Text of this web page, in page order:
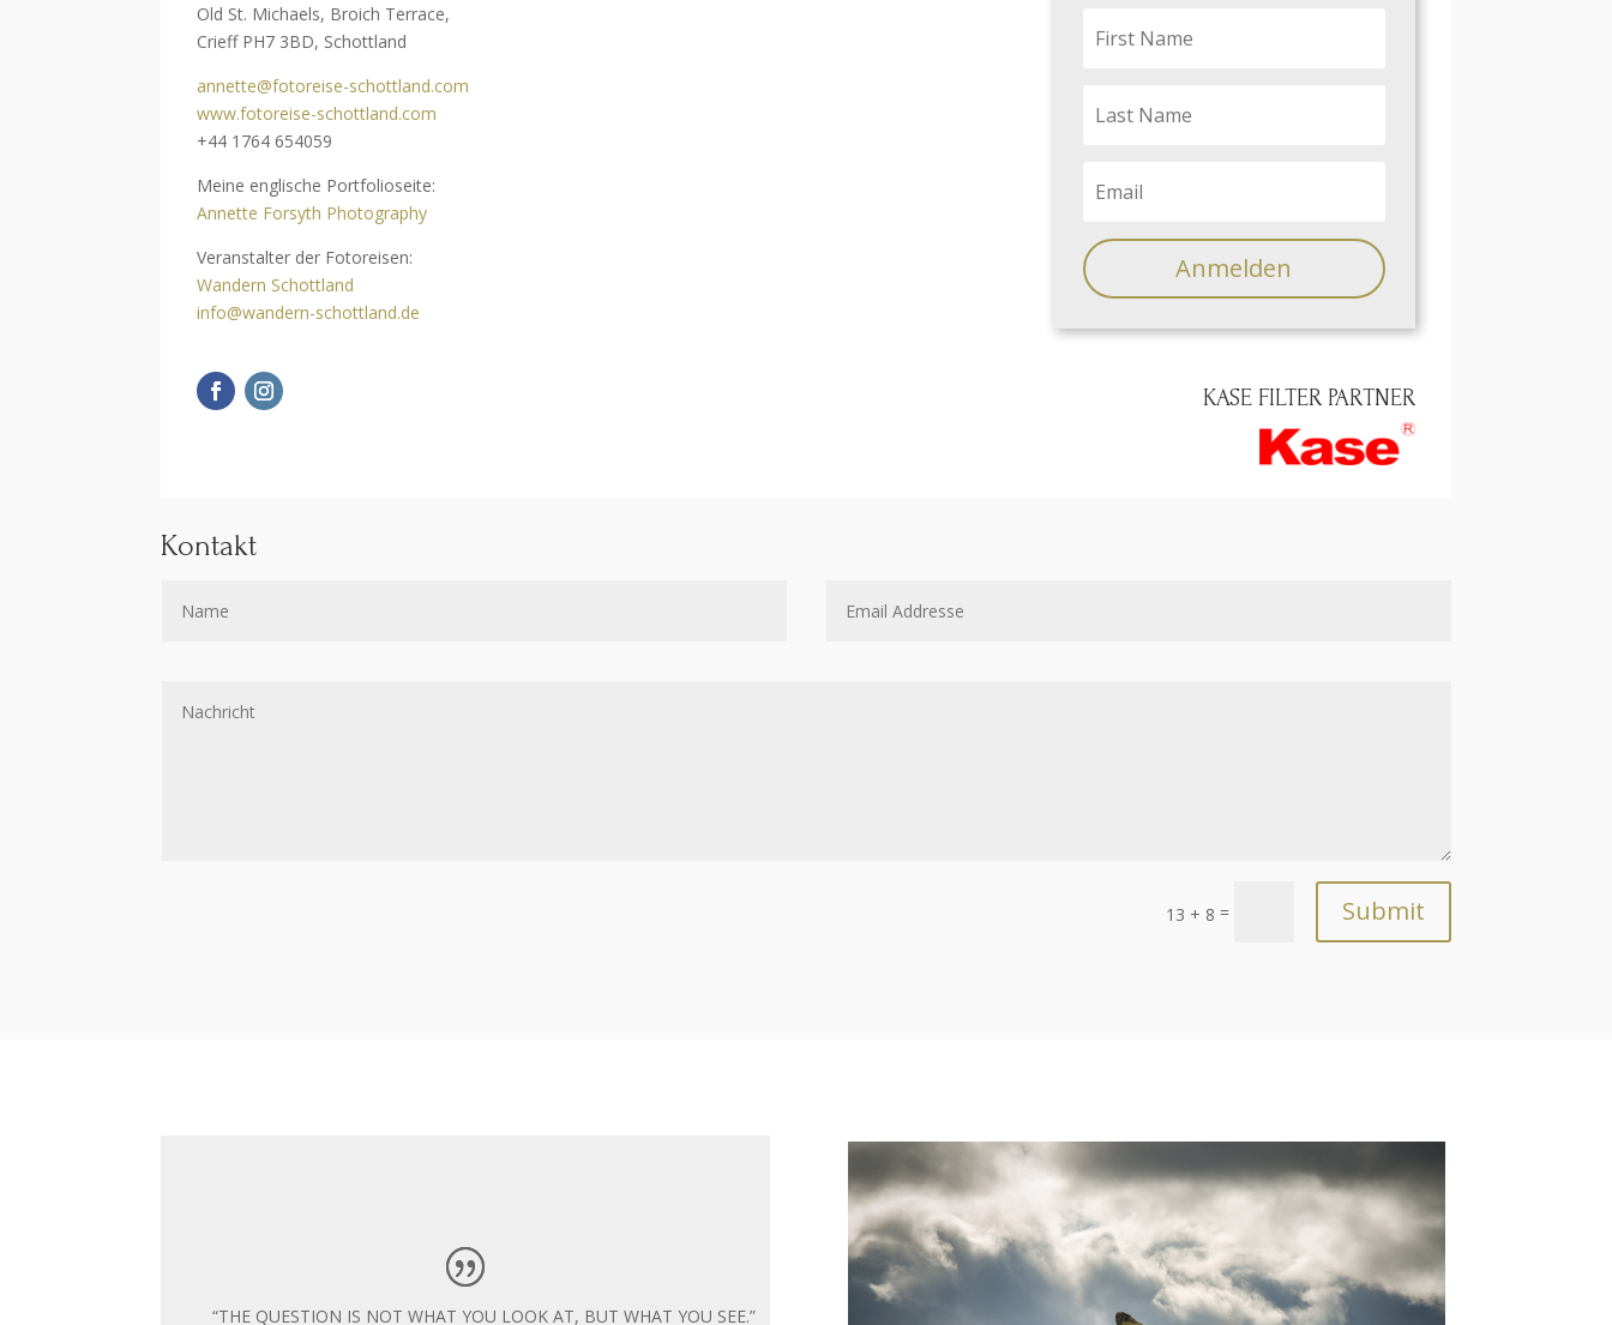
Old St. Michaels, Broich Terrace,
Crieff PH7 3BD, Schottland
annette@fotoreise-schottland.com
www.fotoreise-schottland.com
+44 1764 654059
Meine englische Portfolioseite:
Annette Forsyth Photography
Veranstalter der Fotoreisen:
Wandern Schottland
info@wandern-schottland.de
Anmelden
KASE FILTER PARTNER
Kontakt
13 + 8 = Submit
“THE QUESTION IS NOT WHAT YOU LOOK AT, BUT WHAT YOU SEE.”